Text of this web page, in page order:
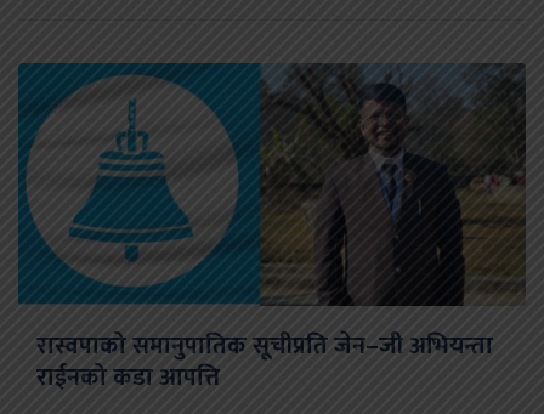
रास्वपाको समानुपातिक सूचीप्रति जेन–जी अभियन्ता
राईनको कडा आपत्ति